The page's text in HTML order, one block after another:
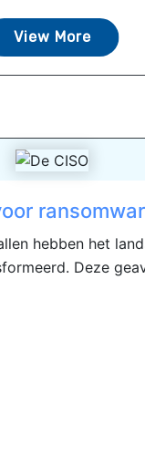
View More
hebben het
Deze